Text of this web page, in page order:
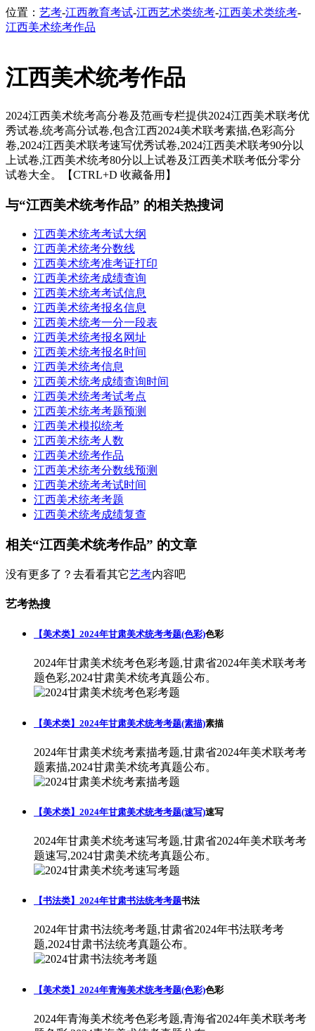
位置： 艺考-江西教育考试-江西艺术类统考-江西美术类统考-
江西美术统考作品
江西美术统考作品
2024江西美术统考高分卷及范画专栏提供2024江西美术联考优
秀试卷,统考高分试卷,包含江西2024美术联考素描,色彩高分
卷,2024江西美术联考速写优秀试卷,2024江西美术联考90分以
上试卷,江西美术统考80分以上试卷及江西美术联考低分零分
试卷大全。【CTRL+D 收藏备用】
与“江西美术统考作品” 的相关热搜词
江西美术统考考试大纲
江西美术统考分数线
江西美术统考准考证打印
江西美术统考成绩查询
江西美术统考考试信息
江西美术统考报名信息
江西美术统考一分一段表
江西美术统考报名网址
江西美术统考报名时间
江西美术统考信息
江西美术统考成绩查询时间
江西美术统考考试考点
江西美术统考考题预测
江西美术模拟统考
江西美术统考人数
江西美术统考作品
江西美术统考分数线预测
江西美术统考考试时间
江西美术统考考题
江西美术统考成绩复查
相关“江西美术统考作品” 的文章
没有更多了？去看看其它艺考内容吧
艺考热搜
【美术类】2024年甘肃美术统考考题(色彩)色彩
2024年甘肃美术统考色彩考题,甘肃省2024年美术联考考
题色彩,2024甘肃美术统考真题公布。
【美术类】2024年甘肃美术统考考题(素描)素描
2024年甘肃美术统考素描考题,甘肃省2024年美术联考考
题素描,2024甘肃美术统考真题公布。
【美术类】2024年甘肃美术统考考题(速写)速写
2024年甘肃美术统考速写考题,甘肃省2024年美术联考考
题速写,2024甘肃美术统考真题公布。
【书法类】2024年甘肃书法统考考题书法
2024年甘肃书法统考考题,甘肃省2024年书法联考考
题,2024甘肃书法统考真题公布。
【美术类】2024年青海美术统考考题(色彩)色彩
2024年青海美术统考色彩考题,青海省2024年美术联考考